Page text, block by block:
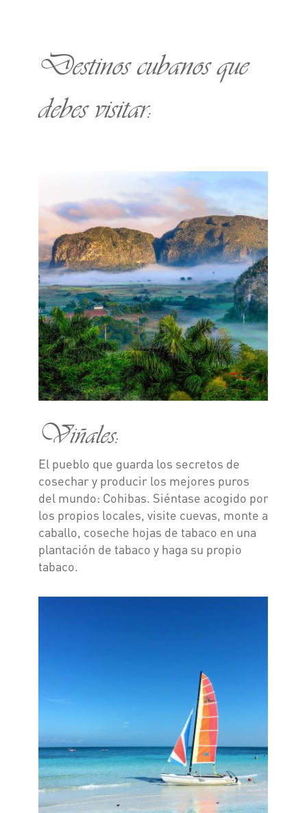
Destinos cubanos que
debes visitar:
Viñales:
El pueblo que guarda los secretos de
cosechar y producir los mejores puros
del mundo: Cohibas. Siéntase acogido por
los propios locales, visite cuevas, monte a
caballo, coseche hojas de tabaco en una
plantación de tabaco y haga su propio
tabaco.